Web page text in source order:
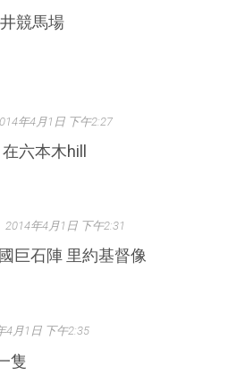
競馬場
年4月1日 下午2:27
六本木hill
2014年4月1日 下午2:31
巨石陣 里約基督像
4月1日 下午2:35
隻